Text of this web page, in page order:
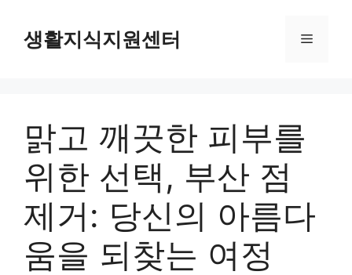
content생활지식지원센터 Menu
맑고 깨끗한 피부를
위한 선택, 부산 점
제거: 당신의 아름다
움을 되찾는 여정